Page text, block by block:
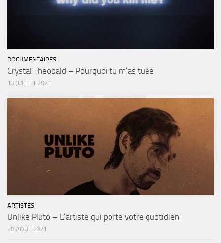
DOCUMENTAIRES
Crystal Theobald – Pourquoi tu m’as tuée
13 JUILLET 2021
ARTISTES
Unlike Pluto – L’artiste qui porte votre quotidien
28 AOÛT 2021